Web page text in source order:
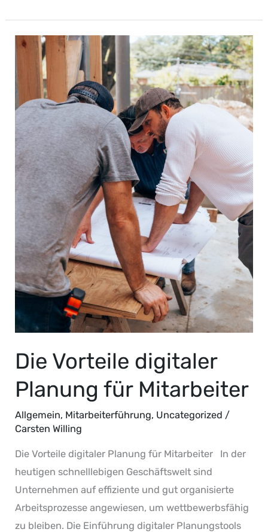
Die Vorteile digitaler
Planung für Mitarbeiter
Allgemein, Mitarbeiterführung, Uncategorized /
Carsten Willing
Die Vorteile digitaler Planung für Mitarbeiter In der
heutigen schnelllebigen Geschäftswelt sind
Unternehmen auf effiziente und gut organisierte
Arbeitsprozesse angewiesen, um wettbewerbsfähig
zu bleiben. Die Einführung digitaler Planungstools
Die
Vorteile
digitaler
Planung
für
Mitarbeiter